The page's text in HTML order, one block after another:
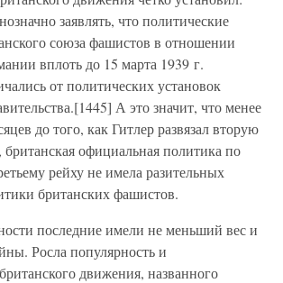
заявлять, что политические
союза фашистов в отношении
вплоть до 15 марта 1939 г.
от политических установок
А это значит, что менее
до того, как Гитлер развязал вторую
официальная политика по
рейху не имела разительных
британских фашистов.
последние имели не меньший вес и
Росла популярность и
движения, названного